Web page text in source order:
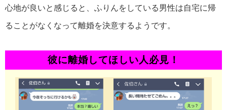
心地が良いと感じると、ふりんをしている男性は自宅に帰
ることがなくなって離婚を決意するようです。
彼に離婚してほしい人必見！